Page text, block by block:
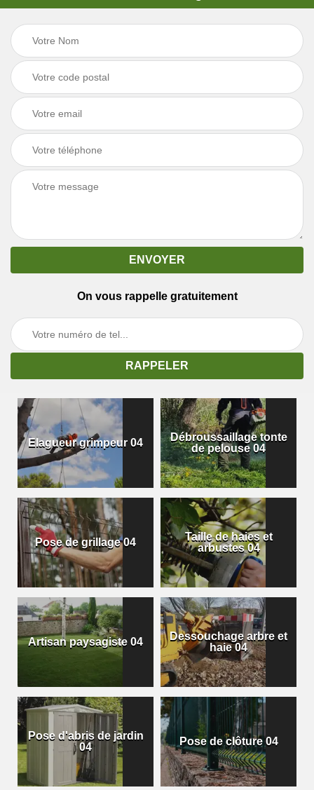
On vous rappelle gratuitement
Elagueur grimpeur 04
Débroussaillage tonte
de pelouse 04
Pose de grillage 04
Taille de haies et
arbustes 04
Artisan paysagiste 04
Dessouchage arbre et
haie 04
Pose d'abris de jardin
04
Pose de clôture 04